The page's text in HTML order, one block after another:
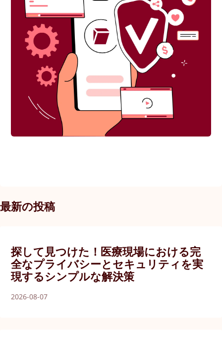
最新の投稿
探して見つけた！医療現場における完
全なプライバシーとセキュリティを実
現するシンプルな解決策
2026-08-07